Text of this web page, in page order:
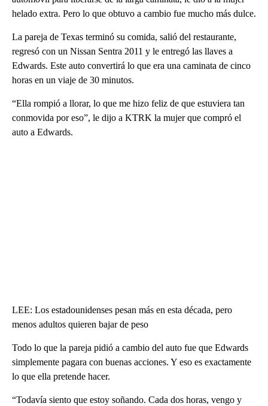
helado extra. Pero lo que obtuvo a cambio fue mucho más dulce.
La pareja de Texas terminó su comida, salió del restaurante,
regresó con un Nissan Sentra 2011 y le entregó las llaves a
Edwards. Este auto convertirá lo que era una caminata de cinco
horas en un viaje de 30 minutos.
“Ella rompió a llorar, lo que me hizo feliz de que estuviera tan
conmovida por eso”, le dijo a KTRK la mujer que compró el
auto a Edwards.
LEE: Los estadounidenses pesan más en esta década, pero
menos adultos quieren bajar de peso
Todo lo que la pareja pidió a cambio del auto fue que Edwards
simplemente pagara con buenas acciones. Y eso es exactamente
lo que ella pretende hacer.
“Todavía siento que estoy soñando. Cada dos horas, vengo y